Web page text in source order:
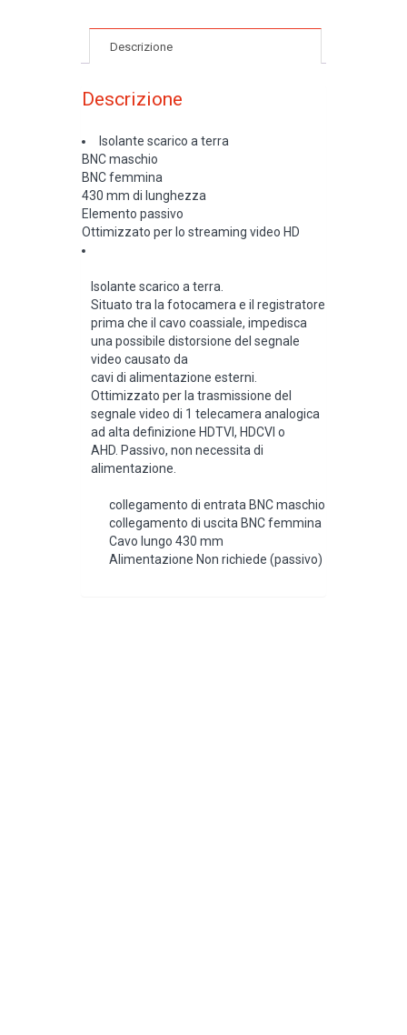
Descrizione
Descrizione
Isolante scarico a terra
BNC maschio
BNC femmina
430 mm di lunghezza
Elemento passivo
Ottimizzato per lo streaming video HD
Isolante scarico a terra.
Situato tra la fotocamera e il registratore
prima che il cavo coassiale, impedisca
una possibile distorsione del segnale
video causato da
cavi di alimentazione esterni.
Ottimizzato per la trasmissione del
segnale video di 1 telecamera analogica
ad alta definizione HDTVI, HDCVI o
AHD. Passivo, non necessita di
alimentazione.
collegamento di entrata BNC maschio
collegamento di uscita BNC femmina
Cavo lungo 430 mm
Alimentazione Non richiede (passivo)